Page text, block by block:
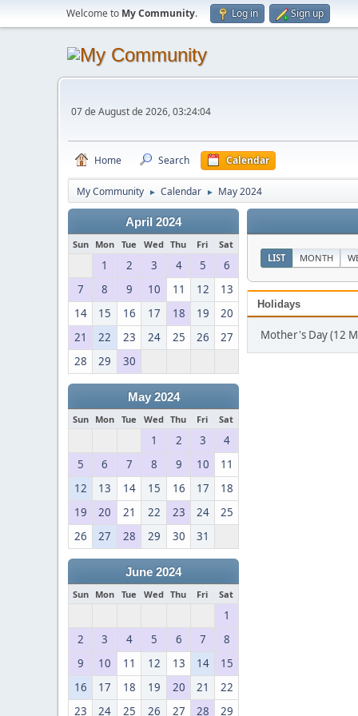
Welcome to My Community. Log in Sign up
07 de August de 2026, 03:24:04
Home Search Calendar
My Community ► Calendar ► May 2024
April 2024
Sun Mon Tue Wed Thu Fri Sat
1 2 3 4 5
6
7
8 9 10 11 12
13
14
15 16 17 18 19
20
21
22 23 24 25 26
27
28
29 30
May 2024
Sun Mon Tue Wed Thu Fri Sat
1 2 3
4
5
6 7 8 9 10
11
12
13 14 15 16 17
18
19
20 21 22 23 24
25
26
27 28 29 30 31
June 2024
Sun Mon Tue Wed Thu Fri Sat
1
2
3 4 5 6 7
8
9
10 11 12 13 14
15
16
17 18 19 20 21
22
23
24 25 26 27 28 29
LIST MONTH
Holidays
Mother's Day (12